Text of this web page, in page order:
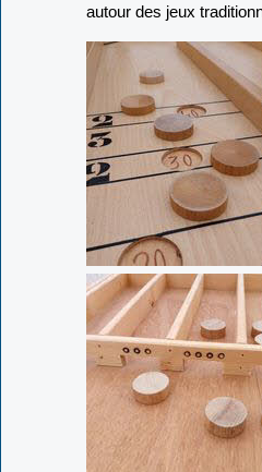
autour des jeux